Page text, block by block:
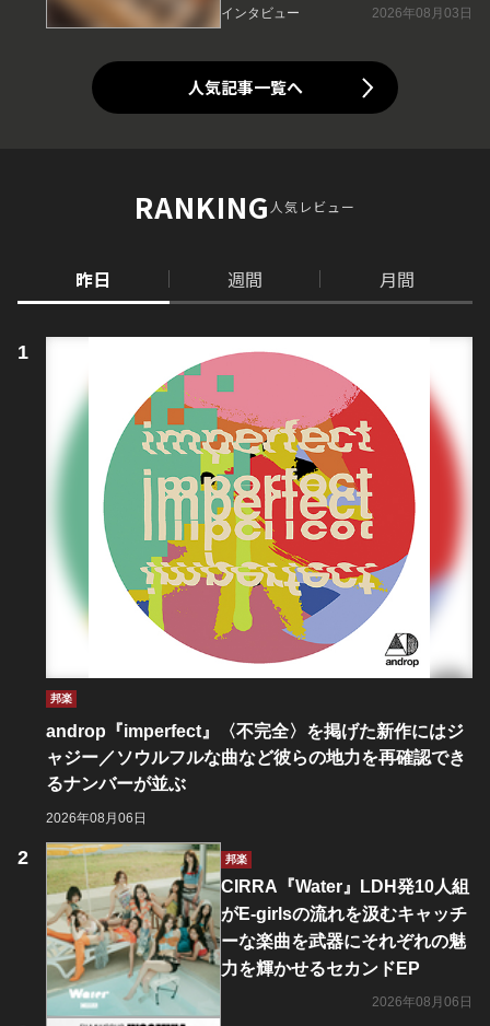
インタビュー 2026年08月03日
人気記事一覧へ
RANKING人気レビュー
昨日 週間 月間
邦楽
androp『imperfect』〈不完全〉を掲げた新作にはジ
ャジー／ソウルフルな曲など彼らの地力を再確認でき
るナンバーが並ぶ
2026年08月06日
邦楽
CIRRA『Water』LDH発10人組
がE-girlsの流れを汲むキャッチ
ーな楽曲を武器にそれぞれの魅
力を輝かせるセカンドEP
2026年08月06日